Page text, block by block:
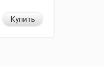
Купить